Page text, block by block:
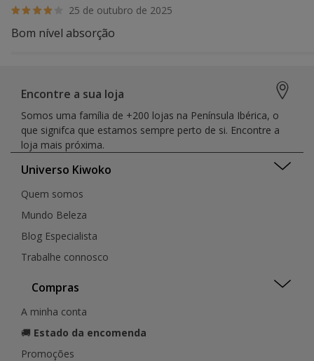
25 de outubro de 2025
Bom nível absorção
Encontre a sua loja
Somos uma família de +200 lojas na Península Ibérica, o
que signifca que estamos sempre perto de si. Encontre a
loja mais próxima.
Universo Kiwoko
Quem somos
Mundo Beleza
Blog Especialista
Trabalhe connosco
Compras
A minha conta
🚚 Estado da encomenda
Promoções